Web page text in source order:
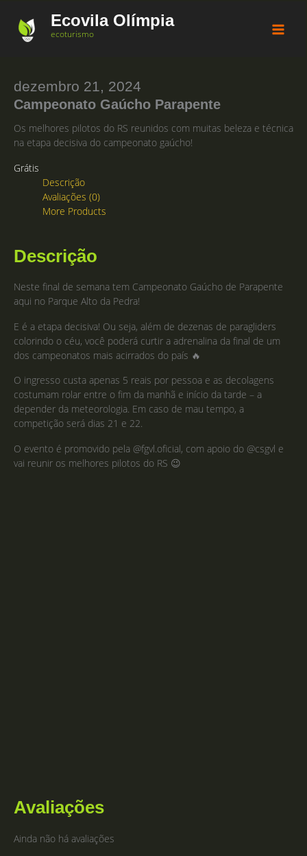
Ecovila Olímpia
ecoturismo
dezembro 21, 2024
Campeonato Gaúcho Parapente
Os melhores pilotos do RS reunidos com muitas beleza e técnica
na etapa decisiva do campeonato gaúcho!
Grátis
Descrição
Avaliações (0)
More Products
Descrição
Neste final de semana tem Campeonato Gaúcho de Parapente
aqui no Parque Alto da Pedra!
E é a etapa decisiva! Ou seja, além de dezenas de paragliders
colorindo o céu, você poderá curtir a adrenalina da final de um
dos campeonatos mais acirrados do país 🔥
O ingresso custa apenas 5 reais por pessoa e as decolagens
costumam rolar entre o fim da manhã e início da tarde – a
depender da meteorologia. Em caso de mau tempo, a
competição será dias 21 e 22.
O evento é promovido pela @fgvl.oficial, com apoio do @csgvl e
vai reunir os melhores pilotos do RS 😉
Avaliações
Ainda não há avaliações
Sale!
Sale!